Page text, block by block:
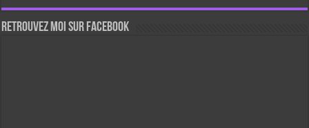
Retrouvez moi sur Facebook